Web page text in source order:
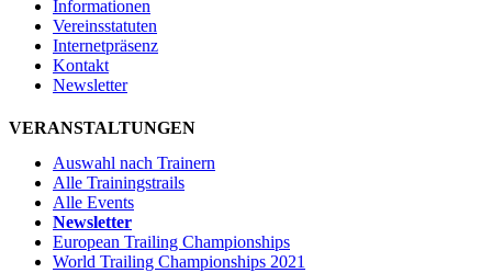
Informationen
Vereinsstatuten
Internetpräsenz
Kontakt
Newsletter
VERANSTALTUNGEN
Auswahl nach Trainern
Alle Trainingstrails
Alle Events
Newsletter
European Trailing Championships
World Trailing Championships 2021